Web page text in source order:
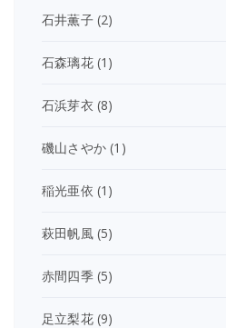
石井薫子(2)
石森璃花(1)
石浜芽衣 (8)
磯山さやか (1)
稲光亜依 (1)
萩田帆風(5)
赤間四季(5)
足立梨花(9)